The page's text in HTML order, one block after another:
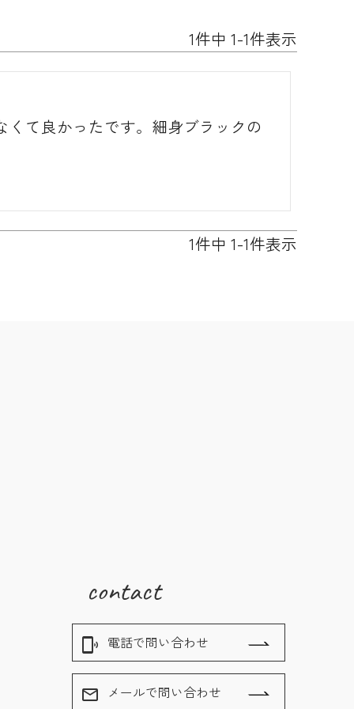
1件中 1-1件表示
て良かったです。細身ブラックの
1件中 1-1件表示
contact
phonelink_ring 電話で問い合わせ
mail_outline メールで問い合わせ